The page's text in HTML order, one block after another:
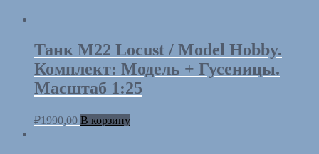
Танк M22 Locust / Model Hobby.
Комплект: Модель + Гусеницы.
Масштаб 1:25
₽1990,00 В корзину